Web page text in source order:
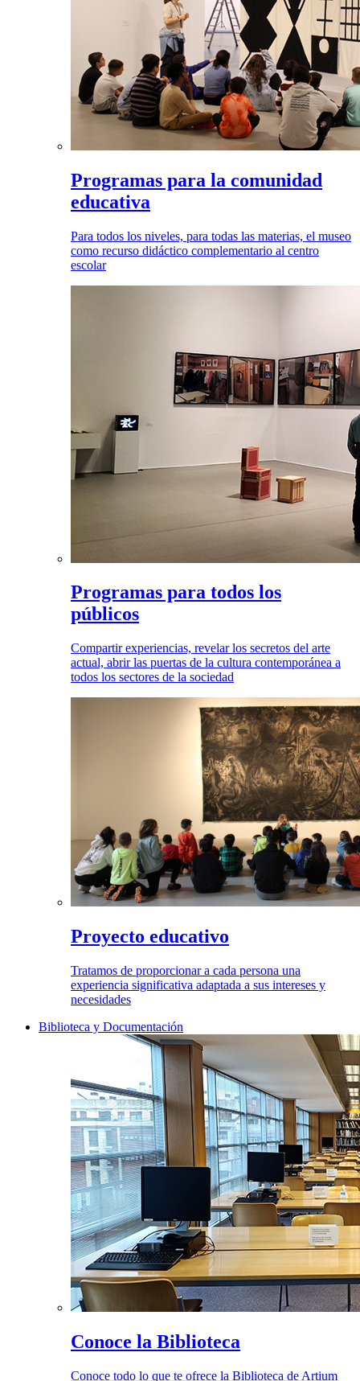
Programas para la comunidad
educativa
Para todos los niveles, para todas las materias, el museo
como recurso didáctico complementario al centro
escolar
Programas para todos los
públicos
Compartir experiencias, revelar los secretos del arte
actual, abrir las puertas de la cultura contemporánea a
todos los sectores de la sociedad
Proyecto educativo
Tratamos de proporcionar a cada persona una
experiencia significativa adaptada a sus intereses y
necesidades
Biblioteca y Documentación
Conoce la Biblioteca
Conoce todo lo que te ofrece la Biblioteca de Artium